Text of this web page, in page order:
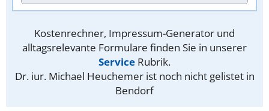
Kostenrechner, Impressum-Generator und
alltagsrelevante Formulare finden Sie in unserer
Service Rubrik.
Dr. iur. Michael Heuchemer ist noch nicht gelistet in
Bendorf